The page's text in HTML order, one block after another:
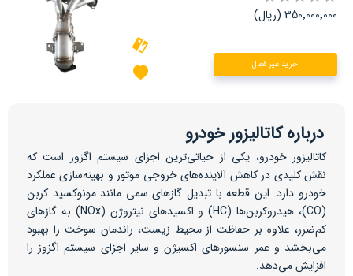
350٬000٬000 (ریال)
خرید غیر فعال
درباره کاتالیزور خودرو
کاتالیزور خودرو، یکی از حیاتی‌ترین اجزای سیستم اگزوز است که
نقش کلیدی در کاهش آلاینده‌های خروجی موتور و بهینه‌سازی عملکرد
خودرو دارد. این قطعه با تبدیل گازهای سمی مانند مونوکسید کربن
(CO)، هیدروکربن‌ها (HC) و اکسیدهای نیتروژن (NOx) به گازهای
کم‌ضرر، علاوه بر حفاظت از محیط زیست، راندمان سوخت را بهبود
می‌بخشد و عمر سنسورهای اکسیژن و سایر اجزای سیستم اگزوز را
افزایش می‌دهد.